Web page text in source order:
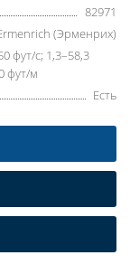
82971
(Эрменрих)
фут/с; 1,3–58,3
фут/м
Есть